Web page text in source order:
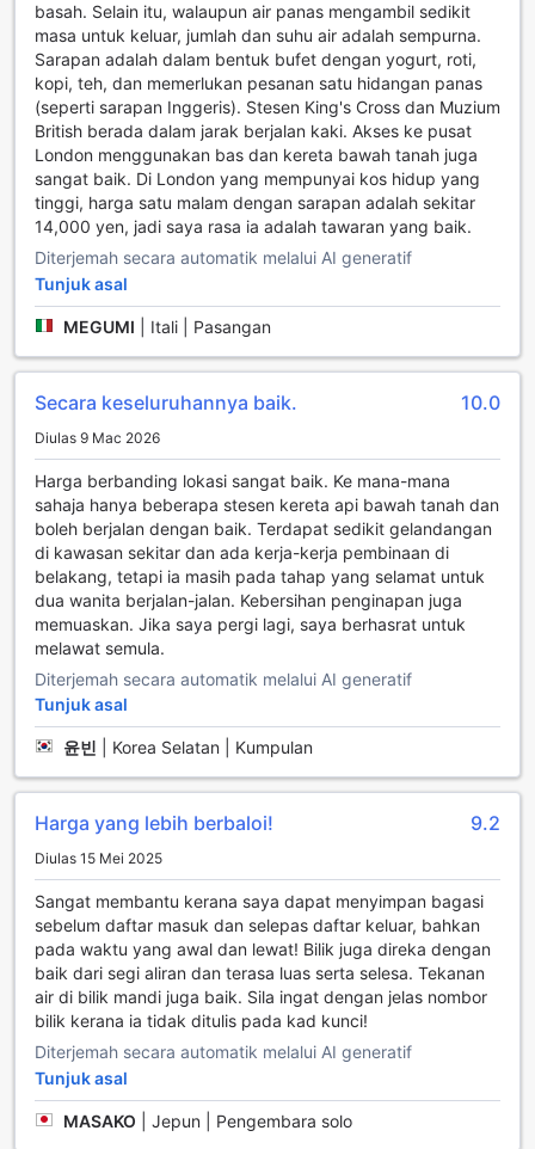
Di Euston Square Hotel, pengalaman menjamu selera anda
akan menjadi satu kenangan yang tidak terlupakan. Hotel
ini menawarkan kafe yang nyaman di mana anda boleh
menikmati secawan kopi yang segar sambil bersantai atau
bekerja. Kafe ini menyediakan suasana yang tenang dan
mesra, menjadikannya tempat yang ideal untuk memulakan
hari anda dengan sarapan yang lezat atau sekadar
menikmati snek ringan di waktu petang.
Bagi mereka yang lebih suka makan dalam keselesaan bilik
mereka, perkhidmatan bilik tersedia untuk memenuhi
keperluan anda. Dengan pilihan menu yang pelbagai, anda
boleh menikmati hidangan yang disediakan dengan penuh
perhatian tanpa perlu meninggalkan bilik anda. Selain itu,
hotel ini juga menyediakan dapur bersama yang
memberikan pengalaman yang lebih peribadi dan interaktif.
Untuk sarapan, nikmati bufet sarapan yang menyajikan
pelbagai pilihan, termasuk sarapan kontinental yang pasti
memuaskan selera anda. Dengan semua kemudahan ini,
menyenangkan dan memuaskan bagi setiap tetamu.
Pilihan Bilik di Euston Square Hotel
Euston Square Hotel menawarkan pelbagai pilihan bilik
yang direka untuk memenuhi keperluan setiap tetamu. Dari
Deluxe Double Room yang luas hingga ke Double Room
tanpa tingkap yang lebih intim, setiap ruang memberikan
keselesaan tersendiri. Bilik Single yang padat adalah pilihan
ideal untuk pengembara solo, manakala Small Double
Room menawarkan ruang tambahan untuk pasangan.
Untuk mereka yang menginginkan lebih ruang, Superior
Double Room dengan katil King yang mengagumkan
menyediakan Twin Room yang selesa dengan dua katil
Single, menjadikannya sesuai untuk rakan-rakan atau
Keindahan Bloomsbury di London
Bloomsbury merupakan sebuah kawasan yang kaya
dengan sejarah dan budaya di tengah-tengah ibu kota
London. Dikenali dengan taman-taman yang indah dan
bangunan-bangunan bersejarah, Bloomsbury adalah rumah
kepada beberapa institusi pendidikan terkemuka seperti
University College London (UCL) dan SOAS University of
London. Kunjungan ke Bloomsbury tidak lengkap tanpa
meneroka British Museum, yang menyimpan koleksi seni
basah. Selain itu, walaupun air panas mengambil sedikit
masa untuk keluar, jumlah dan suhu air adalah sempurna.
Sarapan adalah dalam bentuk bufet dengan yogurt, roti,
kopi, teh, dan memerlukan pesanan satu hidangan panas
(seperti sarapan Inggeris). Stesen King's Cross dan Muzium
British berada dalam jarak berjalan kaki. Akses ke pusat
London menggunakan bas dan kereta bawah tanah juga
sangat baik. Di London yang mempunyai kos hidup yang
tinggi, harga satu malam dengan sarapan adalah sekitar
14,000 yen, jadi saya rasa ia adalah tawaran yang baik.
Diterjemah secara automatik melalui AI generatif
Tunjuk asal
MEGUMI Itali | Pasangan
Secara keseluruhannya baik. 10.0
Diulas 9 Mac 2026
Harga berbanding lokasi sangat baik. Ke mana-mana
sahaja hanya beberapa stesen kereta api bawah tanah dan
boleh berjalan dengan baik. Terdapat sedikit gelandangan
di kawasan sekitar dan ada kerja-kerja pembinaan di
belakang, tetapi ia masih pada tahap yang selamat untuk
dua wanita berjalan-jalan. Kebersihan penginapan juga
memuaskan. Jika saya pergi lagi, saya berhasrat untuk
melawat semula.
Diterjemah secara automatik melalui AI generatif
Tunjuk asal
윤빈 Korea Selatan | Kumpulan
Harga yang lebih berbaloi! 9.2
Diulas 15 Mei 2025
Sangat membantu kerana saya dapat menyimpan bagasi
sebelum daftar masuk dan selepas daftar keluar, bahkan
pada waktu yang awal dan lewat! Bilik juga direka dengan
baik dari segi aliran dan terasa luas serta selesa. Tekanan
air di bilik mandi juga baik. Sila ingat dengan jelas nombor
bilik kerana ia tidak ditulis pada kad kunci!
Diterjemah secara automatik melalui AI generatif
Tunjuk asal
MASAKO Jepun | Pengembara solo